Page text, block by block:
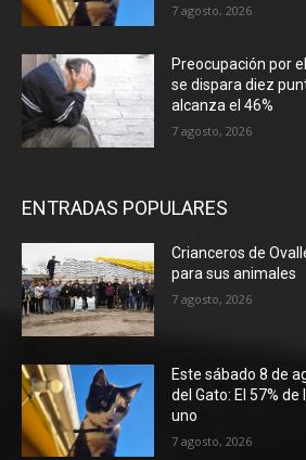
7 agosto, 2026
Preocupación por
se dispara diez
alcanza el 46%
7 agosto, 2026
ENTRADAS POPULARES
Crianceros de
para sus animales
7 agosto, 2026
Este sábado 8 de
del Gato: El 57%
uno
7 agosto, 2026